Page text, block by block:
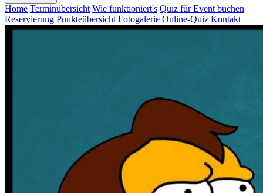
Home Terminübersicht Wie funktioniert's Quiz für Event buchen
Reservierung Punkteübersicht Fotogalerie Online-Quiz Kontakt